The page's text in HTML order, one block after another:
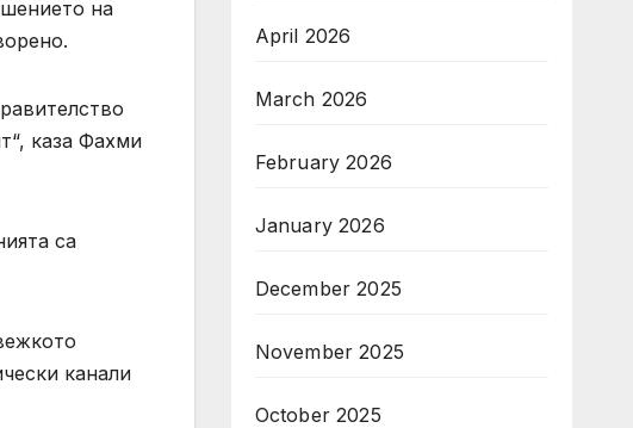
на
каза Фахми
са
канали
April 2026
March 2026
February 2026
January 2026
December 2025
November 2025
October 2025